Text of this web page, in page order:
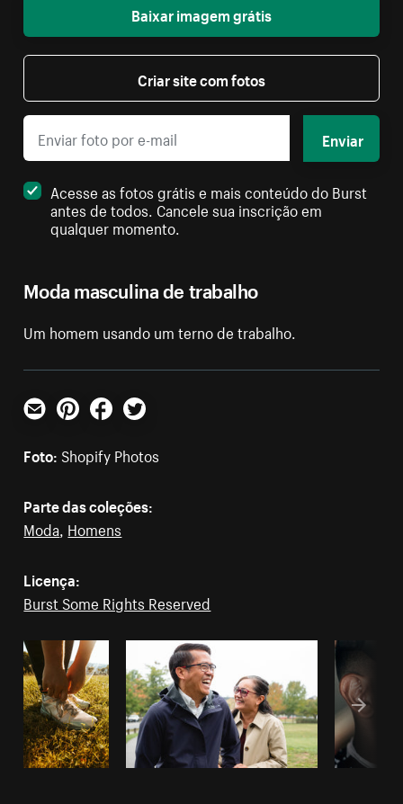
Moda masculina de trabalho
Um homem usando um terno de trabalho.
Baixar imagem grátis
Criar site com fotos
Enviar
Acesse as fotos grátis e mais conteúdo do Burst
antes de todos. Cancele sua inscrição em
qualquer momento.
E-mailPinterestFacebookTwitter
Foto: Shopify Photos
Parte das coleções:
Moda, Homens
Licença:
Burst Some Rights Reserved